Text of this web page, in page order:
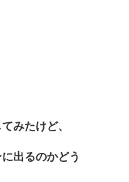
みたけど、
出るのかどう